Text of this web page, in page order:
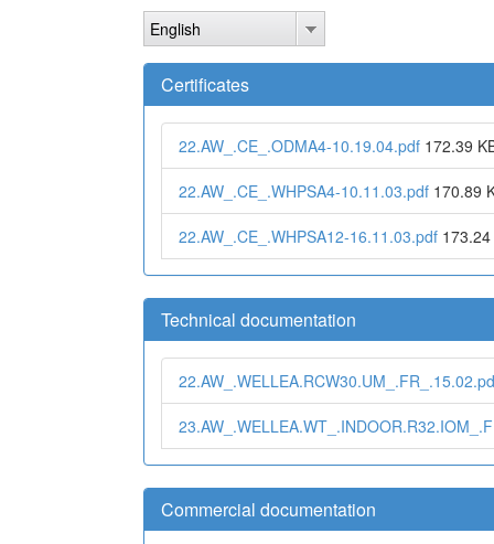
English
Certificates
22.AW_.CE_.ODMA4-10.19.04.pdf 172.39
22.AW_.CE_.WHPSA4-10.11.03.pdf 170.89
22.AW_.CE_.WHPSA12-16.11.03.pdf
Technical documentation
Commercial documentation